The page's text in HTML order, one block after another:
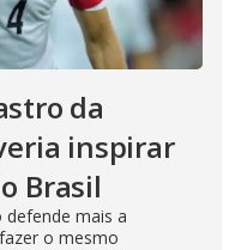
da
inspirar
Brasil
defende mais a
o mesmo